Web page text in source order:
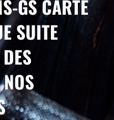
GS CARTE
SUITE